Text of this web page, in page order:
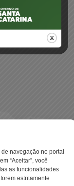
navegação no portal
“Aceitar”, você
as funcionalidades
estritamente